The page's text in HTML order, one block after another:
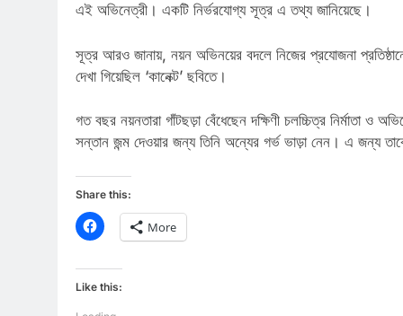
এই অভিনেত্রী। একটি নির্ভরযোগ্য সূত্র এ তথ্য জানিয়েছে।
সূত্র আরও জানায়, নয়ন অভিনয়ের বদলে নিজের প্রযোজনা
দেখা গিয়েছিল ‘কানেক্ট’ ছবিতে।
গত বছর নয়নতারা গাঁটছড়া বেঁধেছেন দক্ষিণী চলচ্চিত্র নির্মাতা ও
সন্তান জন্ম দেওয়ার জন্য তিনি অন্যের গর্ভ ভাড়া নেন। এ জন্য
Share this:
Click
to
share
Facebook
(Opens
in
More
Like this: